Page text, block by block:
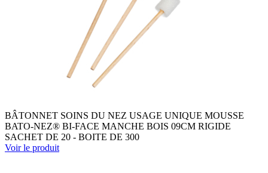
BÂTONNET SOINS DU NEZ USAGE UNIQUE MOUSSE
BATO-NEZ® BI-FACE MANCHE BOIS 09CM RIGIDE
SACHET DE 20 - BOITE DE 300
Voir le produit